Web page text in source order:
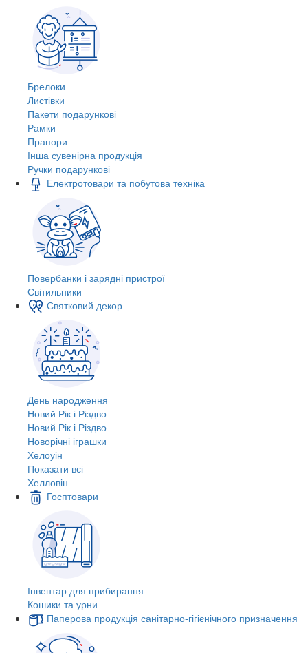
Брелоки
Листівки
Пакети подарункові
Рамки
Прапори
Інша сувенірна продукція
Ручки подарункові
Електротовари та побутова техніка
Повербанки і зарядні пристрої
Світильники
Святковий декор
День народження
Новий Рік і Різдво
Новий Рік і Різдво
Новорічні іграшки
Хелоуін
Показати всі
Хелловін
Госптовари
Інвентар для прибирання
Кошики та урни
Паперова продукція санітарно-гігієнічного призначення